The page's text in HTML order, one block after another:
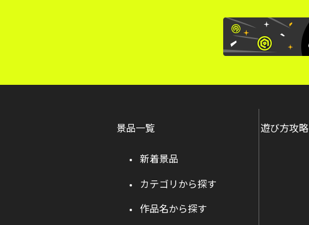
景品一覧
新着景品
カテゴリから探す
作品名から探す
遊び方攻略